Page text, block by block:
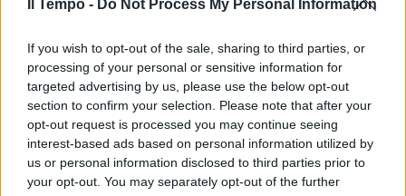
Il Tempo - Do Not Process My Personal Information
If you wish to opt-out of the sale, sharing to third parties, or
processing of your personal or sensitive information for
targeted advertising by us, please use the below opt-out
section to confirm your selection. Please note that after your
opt-out request is processed you may continue seeing
interest-based ads based on personal information utilized by
us or personal information disclosed to third parties prior to
your opt-out. You may separately opt-out of the further
biancocelesti potrebbe favorire la definizione
e societario. Pensare che oggi il peso
economico di un club di Serie A possa essere
sostenuto da una sola famiglia è un'idea
romantica. Lotito in passato rifiutò un'offerta
da 450 milioni di euro presentata da Enrico
Monti di JP Morgan; ora evitare dovrebbe di
ripetere l'errore già visto con la Salernitana,